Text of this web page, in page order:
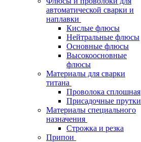
автоматической сварки и
наплавки
Кислые флюсы
Нейтральные флюсы
Основные флюсы
Высокоосновные
флюсы
Материалы для сварки
титана
Проволока сплошная
Присадочные прутки
Материалы специального
назначения
Строжка и резка
Припои